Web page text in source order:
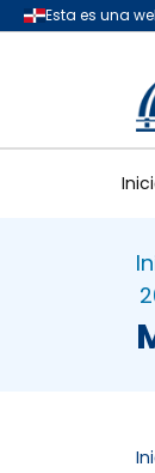
Saltar al